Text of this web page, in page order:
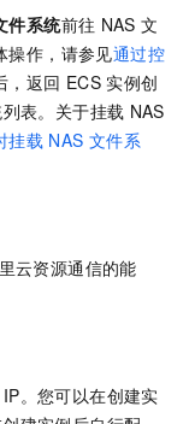
件系统前往 NAS 文
操作，请参见通过控
，返回 ECS 实例创
表。关于挂载 NAS
挂载 NAS 文件系
云资源通信的能
IP。您可以在创建实